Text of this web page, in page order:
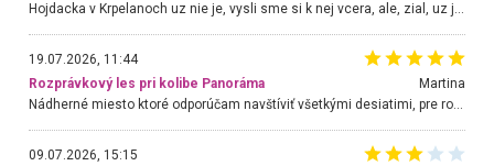
Hojdacka v Krpelanoch uz nie je, vysli sme si k nej vcera, ale, zial, uz je znicena. Ak sem planujete cestu len kvoli hojdacke, mozete si ju usetrit. Krasny vyhlad je tu vsak aj bez hojdacky :-)
19.07.2026, 11:44
Rozprávkový les pri kolibe Panoráma
Martina
Nádherné miesto ktoré odporúčam navštíviť všetkými desiatimi, pre rodiny s deťmi, dôchodcom... Proste a jednoducho ozaj rozprávkový les.. určite ešte prídeme. Odniesli sme si na pamiatku krásne tričká,
09.07.2026, 15:15